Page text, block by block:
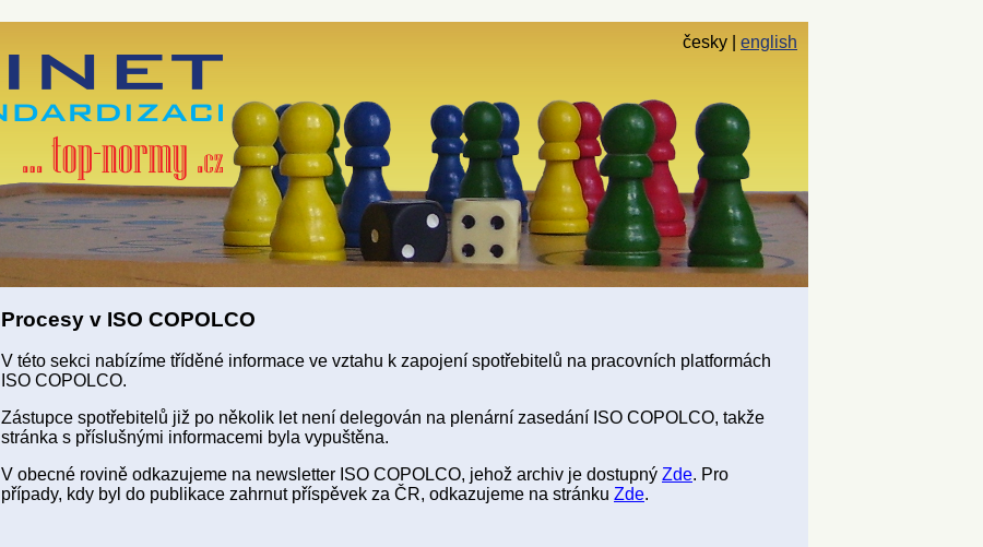
česky english
Procesy v ISO COPOLCO
V této sekci nabízíme tříděné informace ve vztahu k zapojení spotřebitelů na pracovních platformách
ISO COPOLCO.
Zástupce spotřebitelů již po několik let není delegován na plenární zasedání ISO COPOLCO, takže
stránka s příslušnými informacemi byla vypuštěna.
V obecné rovině odkazujeme na newsletter ISO COPOLCO, jehož archiv je dostupný Zde. Pro
případy, kdy byl do publikace zahrnut příspěvek za ČR, odkazujeme na stránku Zde.